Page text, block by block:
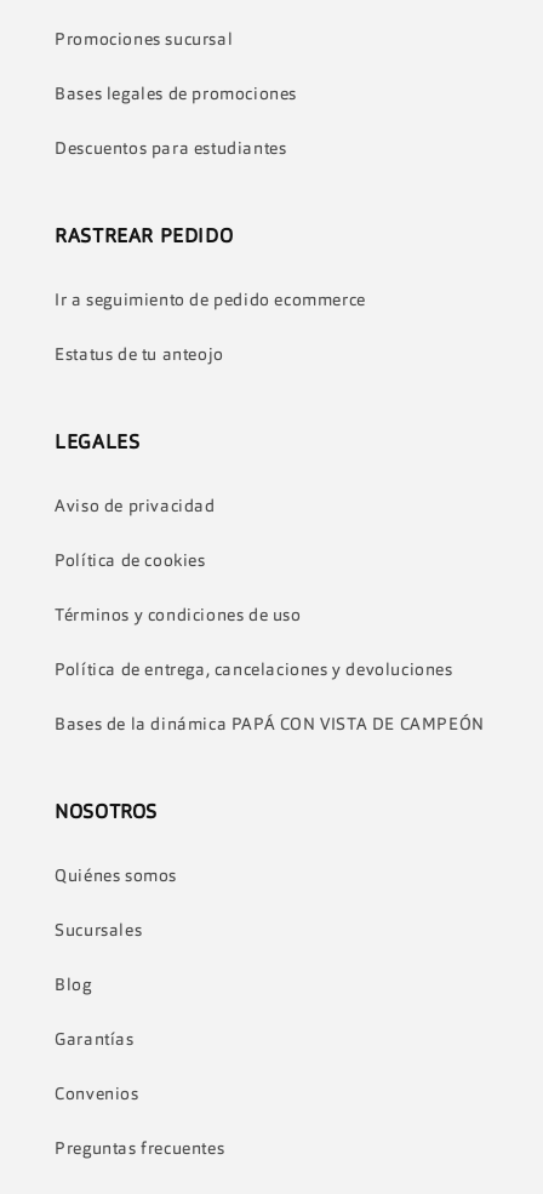
Promociones sucursal
Bases legales de promociones
Descuentos para estudiantes
RASTREAR PEDIDO
Ir a seguimiento de pedido ecommerce
Estatus de tu anteojo
LEGALES
Aviso de privacidad
Política de cookies
Términos y condiciones de uso
Política de entrega, cancelaciones y devoluciones
Bases de la dinámica PAPÁ CON VISTA DE CAMPEÓN
NOSOTROS
Quiénes somos
Sucursales
Blog
Garantías
Convenios
Preguntas frecuentes